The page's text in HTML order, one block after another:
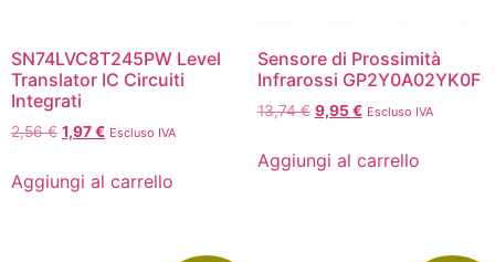
SN74LVC8T245PW Level
Translator IC Circuiti
Integrati
2,56€ 1,97€ Escluso IVA
Aggiungi al carrello
Sensore di Prossimità
Infrarossi GP2Y0A02YK0F
13,74€ 9,95€ Escluso IVA
Aggiungi al carrello